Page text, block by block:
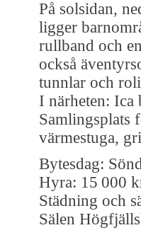
På solsidan,
ligger
rullband och
också
tunnlar och
I närheten: Ica
Samlingsplats
värmestuga,
Bytesdag:
Hyra: 15 000
Städning och
Sälen